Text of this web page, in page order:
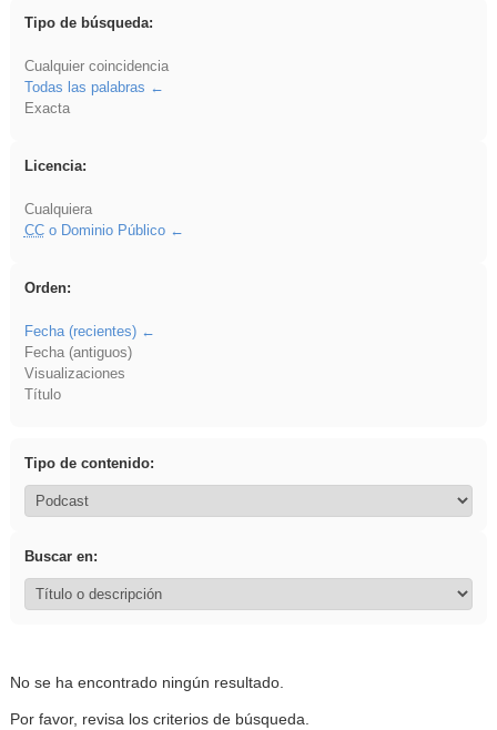
Tipo de búsqueda:
Cualquier coincidencia
Todas las palabras
Exacta
Licencia:
Cualquiera
CCo Dominio Público
Orden:
Fecha (recientes)
Fecha (antiguos)
Visualizaciones
Título
Tipo de contenido:
Buscar en:
No se ha encontrado ningún resultado.
Por favor, revisa los criterios de búsqueda.